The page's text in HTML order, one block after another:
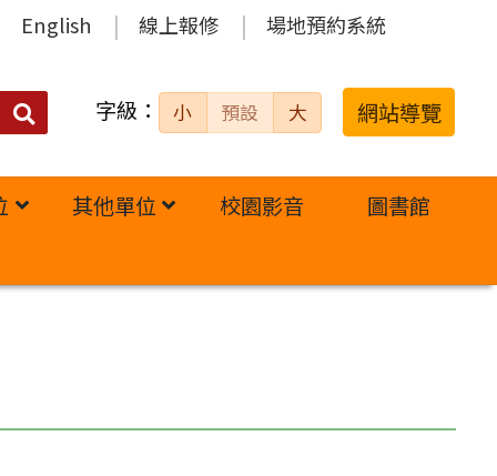
English 線上報修 場地預約系統
搜
字級： 小 預設 大 網站導覽
其他單位 校園影音 圖書館